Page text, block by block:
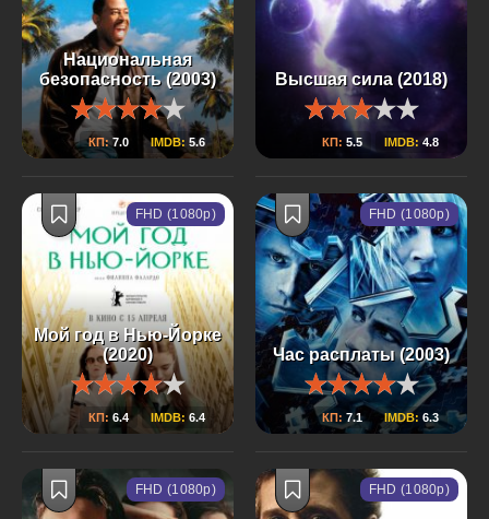
Национальная
безопасность (2003)
КП: 7.0 IMDB: 5.6
Высшая сила (2018)
КП: 5.5 IMDB: 4.8
Мой год в Нью-Йорке
(2020)
КП: 6.4 IMDB: 6.4
FHD (1080p)
Час расплаты (2003)
КП: 7.1 IMDB: 6.3
FHD (1080p)
FHD (1080p) FHD (1080p)